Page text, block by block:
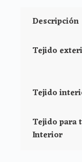
Tus guantes a
*Tejido punto
*Tejido técnico
Descripción
Tejido
Tejido
Tejido para
Interior